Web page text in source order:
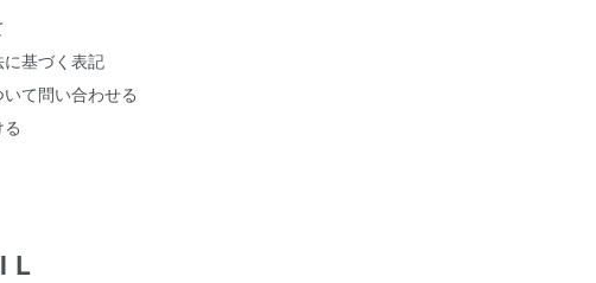
基づく表記
て問い合わせる